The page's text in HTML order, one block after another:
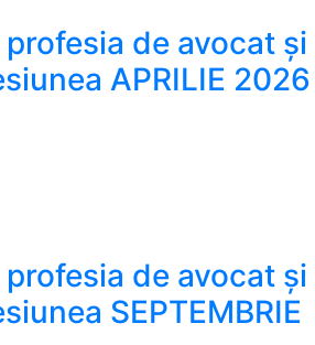
de avocat și
APRILIE 2026
de avocat și
SEPTEMBRIE